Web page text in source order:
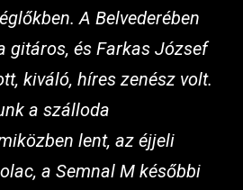
A Belvederében
gitáros, és Farkas József
kiváló, híres zenész volt.
a szálloda
lent, az éjjeli
a Semnal M későbbi